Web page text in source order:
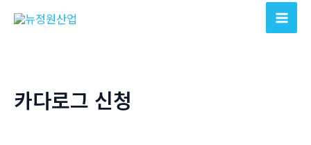
Main
카다로그 신청